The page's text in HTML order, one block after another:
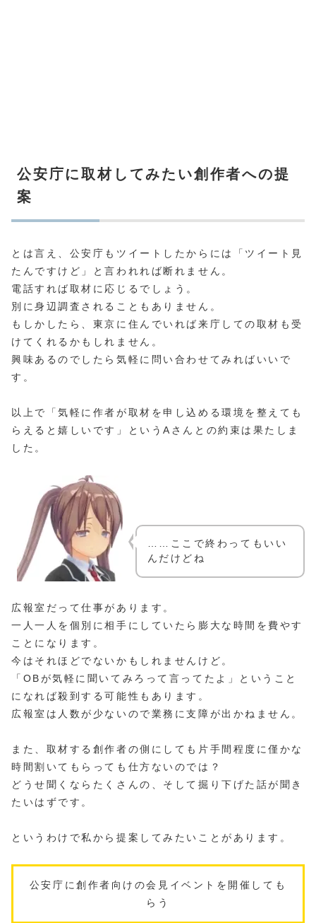
公安庁に取材してみたい創作者への提
案
とは言え、公安庁もツイートしたからには「ツイート見
たんですけど」と言われれば断れません。
電話すれば取材に応じるでしょう。
別に身辺調査されることもありません。
もしかしたら、東京に住んでいれば来庁しての取材も受
けてくれるかもしれません。
興味あるのでしたら気軽に問い合わせてみればいいで
す。
以上で「気軽に作者が取材を申し込める環境を整えても
らえると嬉しいです」というAさんとの約束は果たしま
した。
……ここで終わってもいい
んだけどね
広報室だって仕事があります。
一人一人を個別に相手にしていたら膨大な時間を費やす
ことになります。
今はそれほどでないかもしれませんけど。
「OBが気軽に聞いてみろって言ってたよ」ということ
になれば殺到する可能性もあります。
広報室は人数が少ないので業務に支障が出かねません。
また、取材する創作者の側にしても片手間程度に僅かな
時間割いてもらっても仕方ないのでは？
どうせ聞くならたくさんの、そして掘り下げた話が聞き
たいはずです。
というわけで私から提案してみたいことがあります。
公安庁に創作者向けの会見イベントを開催しても
らう